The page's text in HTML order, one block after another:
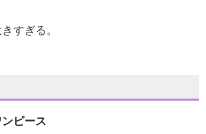
すぎる。
ピース